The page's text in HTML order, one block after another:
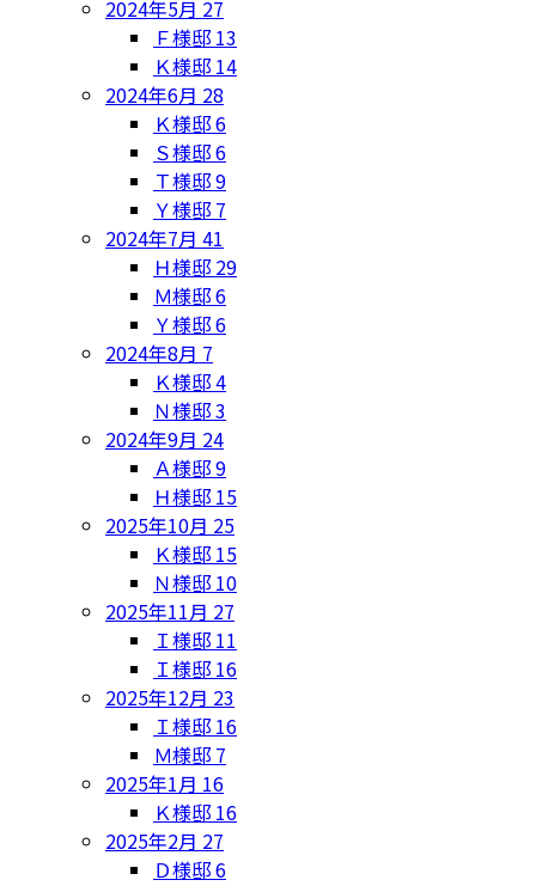
2024年5月 27
Ｆ様邸 13
Ｋ様邸 14
2024年6月 28
Ｋ様邸6
Ｓ様邸6
Ｔ様邸9
Ｙ様邸 7
2024年7月 41
Ｈ様邸 29
Ｍ様邸6
Ｙ様邸6
2024年8月 7
Ｋ様邸4
Ｎ様邸3
2024年9月 24
Ａ様邸9
Ｈ様邸 15
2025年10月 25
Ｋ様邸 15
Ｎ様邸 10
2025年11月 27
Ｉ様邸 11
Ｉ様邸 16
2025年12月 23
Ｉ様邸 16
Ｍ様邸 7
2025年1月 16
Ｋ様邸 16
2025年2月 27
Ｄ様邸6